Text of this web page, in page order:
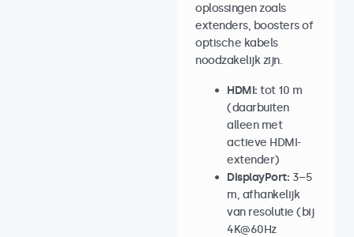
oplossingen zoals
extenders, boosters of
optische kabels
noodzakelijk zijn.
HDMI: tot 10 m
(daarbuiten
alleen met
actieve HDMI-
extender)
DisplayPort: 3–5
m, afhankelijk
van resolutie (bij
4K@60Hz